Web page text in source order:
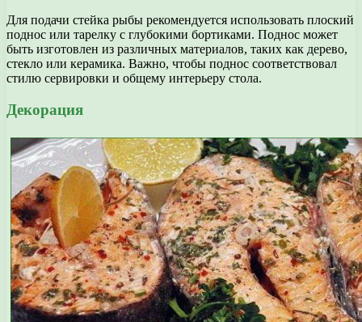
Для подачи стейка рыбы рекомендуется использовать плоский
поднос или тарелку с глубокими бортиками. Поднос может
быть изготовлен из различных материалов, таких как дерево,
стекло или керамика. Важно, чтобы поднос соответствовал
стилю сервировки и общему интерьеру стола.
Декорация